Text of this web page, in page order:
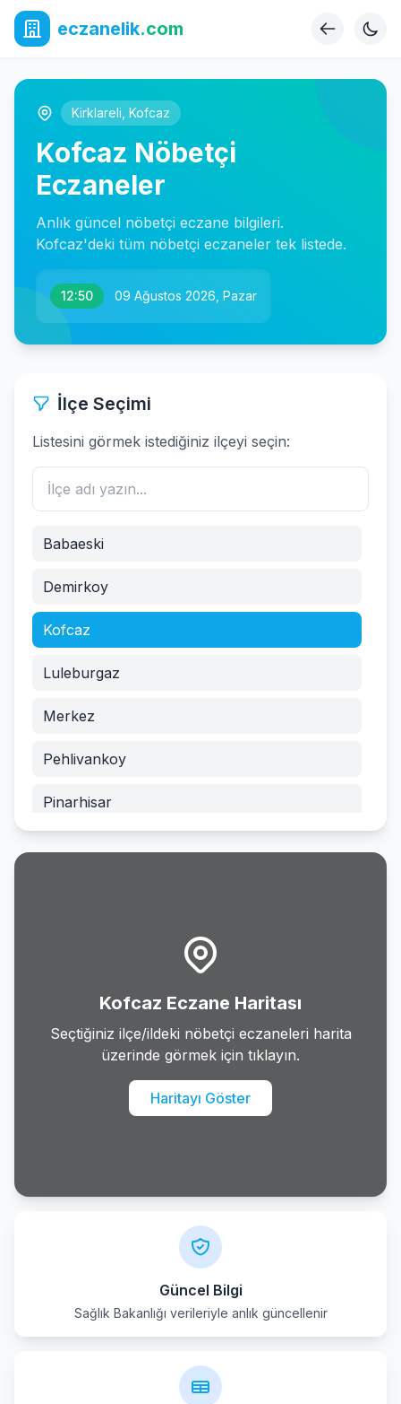
eczanelik.com
Kirklareli Kofcaz
Kofcaz Nöbetçi
Eczaneler
Anlık güncel nöbetçi eczane bilgileri.
Kofcaz'deki tüm nöbetçi eczaneler tek listede.
12:50 09 Ağustos 2026, Pazar
İlçe Seçimi
Listesini görmek istediğiniz ilçeyi seçin:
Babaeski
Demirkoy
Kofcaz
Luleburgaz
Merkez
Pehlivankoy
Pinarhisar
Kofcaz Eczane Haritası
Seçtiğiniz ilçe/ildeki nöbetçi eczaneleri harita
üzerinde görmek için tıklayın.
Haritayı Göster
Güncel Bilgi
Sağlık Bakanlığı verileriyle anlık güncellenir